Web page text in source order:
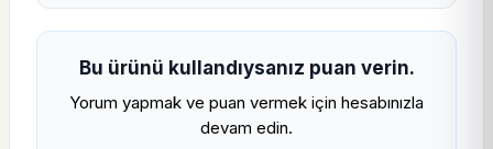
Bu ürünü kullandıysanız puan verin.
Yorum yapmak ve puan vermek için hesabınızla
devam edin.